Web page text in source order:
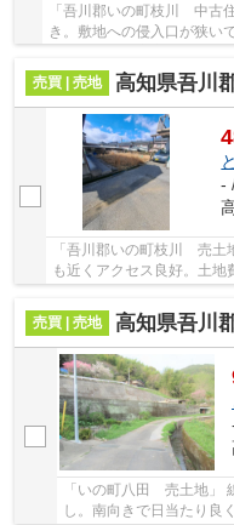
「吾川郡いの町枝川 中古
き。敷地への侵入口が狭い
売買 | 売地
高知県吾川
-
「吾川郡いの町枝川 売土
も近くアクセス良好。土
売買 | 売地
高知県吾川
「いの町八田 売土地」
し。南向きで日当たり良